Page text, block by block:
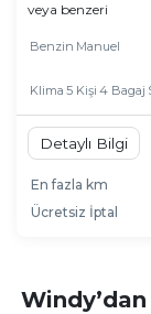
veya benzeri
Benzin Manuel
Klima 5 Kişi 4 Bagaj
Detaylı Bilgi
En fazla km
Ücretsiz İptal